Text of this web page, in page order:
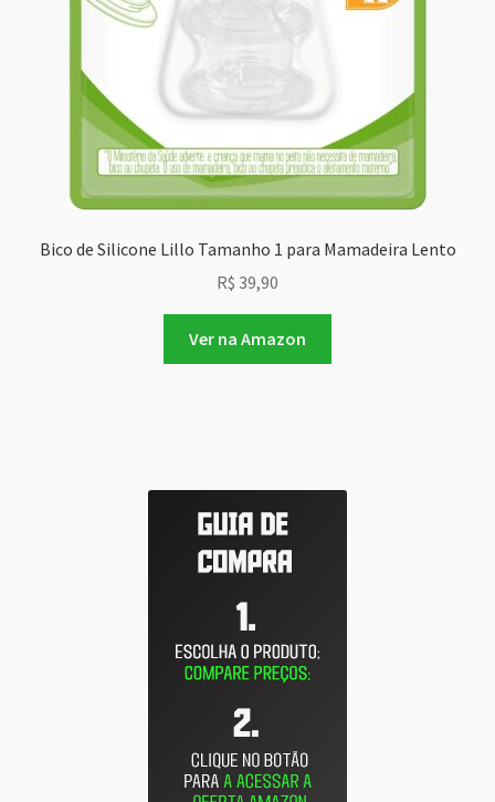
Bico de Silicone Lillo Tamanho 1 para Mamadeira Lento
R$ 39,90
Ver na Amazon